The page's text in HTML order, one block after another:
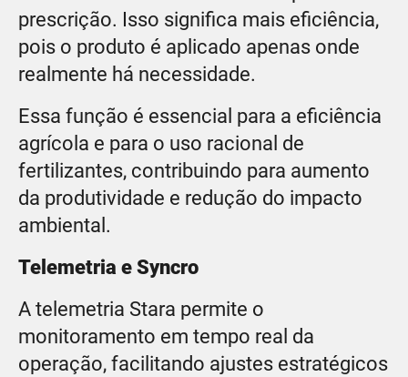
prescrição. Isso significa mais eficiência,
pois o produto é aplicado apenas onde
realmente há necessidade.
Essa função é essencial para a eficiência
agrícola e para o uso racional de
fertilizantes, contribuindo para aumento
da produtividade e redução do impacto
ambiental.
Telemetria e Syncro
A telemetria Stara permite o
monitoramento em tempo real da
operação, facilitando ajustes estratégicos